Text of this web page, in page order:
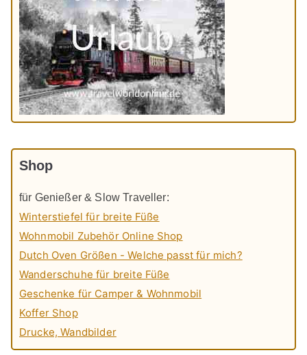
Shop
für Genießer & Slow Traveller:
Winterstiefel für breite Füße
Wohnmobil Zubehör Online Shop
Dutch Oven Größen - Welche passt für mich?
Wanderschuhe für breite Füße
Geschenke für Camper & Wohnmobil
Koffer Shop
Drucke, Wandbilder